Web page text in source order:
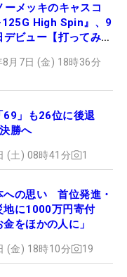
ーメッキのキャスコ
125G High Spin』、9
デビュー【打ってみ
8月7日 (金) 18時36分
69」も26位に後退
勝へ
(土) 08時41分 1
への思い 首位発進・
地に1000万円寄付
金をほかの人に」
(金) 18時10分 19